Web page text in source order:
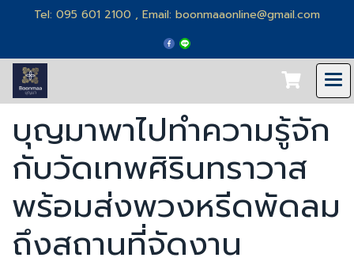
Tel: 095 601 2100 , Email: boonmaaonline@gmail.com
บุญมาพาไปทำความรู้จัก
กับวัดเทพศิรินทราวาส
พร้อมส่งพวงหรีดพัดลม
ถึงสถานที่จัดงาน